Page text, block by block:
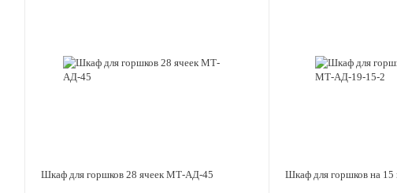
Шкаф для горшков 28 ячеек МТ-АД-45 Шкаф для горшков на